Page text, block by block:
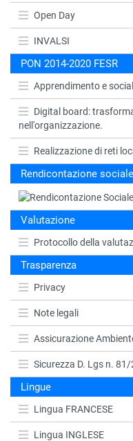
Open Day
INVALSI
PON 2014-2020 FESR
Apprendimento e
Digital board:
nell'organizzazione.
Realizzazione di reti
Rendicontazione sociale
Valutazione
Protocollo della
Trasparenza
Privacy
Note legali
Assicurazione
Sicurezza D. Lgs n.
Lingue
Lingua FRANCESE
Lingua INGLESE